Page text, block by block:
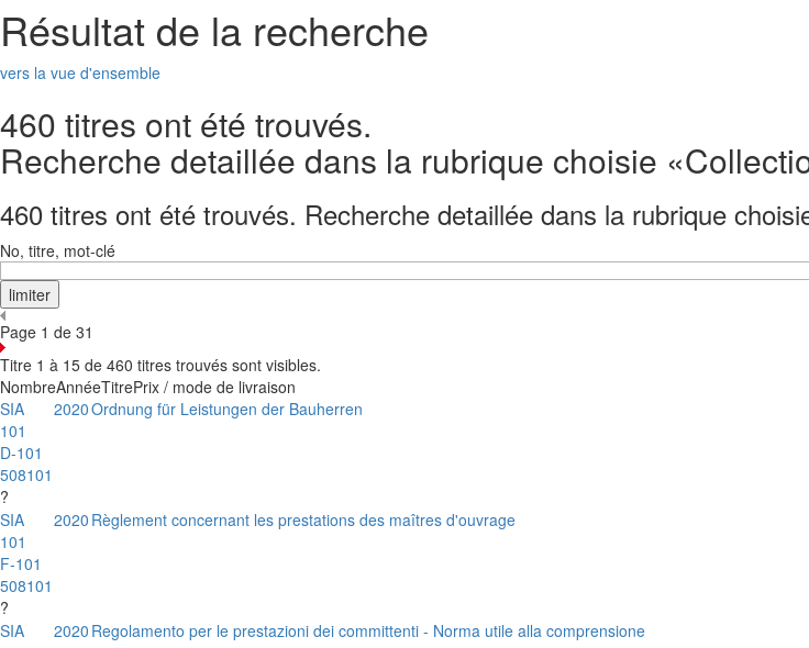
Résultat de la recherche
vers la vue d'ensemble
460 titres ont été trouvés.
Recherche detaillée dans la rubrique choisie
460 titres ont été trouvés. Recherche detaillée dans la rubrique
No, titre, mot-clé
Page 1 de 31
Titre 1 à 15 de 460 titres trouvés sont visibles.
NombreAnnéeTitrePrix / mode de livraison
SIA
101
D-101
508101
?
2020Ordnung für Leistungen der Bauherren
SIA
101
F-101
508101
?
2020 Règlement concernant les prestations des maîtres d'ouvrage
SIA
2020 Regolamento per le prestazioni dei committenti - Norma utile alla comprensione